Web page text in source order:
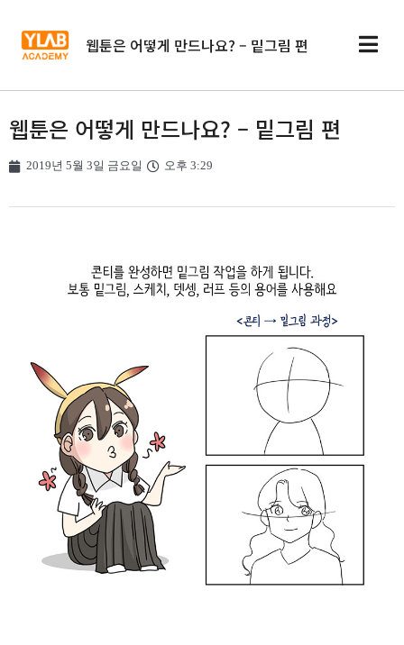
웹툰은 어떻게 만드나요? – 밑그림 편
웹툰은 어떻게 만드나요? – 밑그림 편
2019년 5월 3일 금요일 오후 3:29